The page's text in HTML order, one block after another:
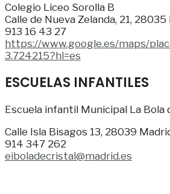
Colegio Liceo Sorolla B
Calle de Nueva Zelanda, 21,
913 16 43 27
https://www.google.es/maps/
3.724215?hl=es
ESCUELAS INFANTILES
Escuela infantil Municipal La Bola
Calle Isla Bisagos 13, 28039
914 347 262
eiboladecristal@madrid.es